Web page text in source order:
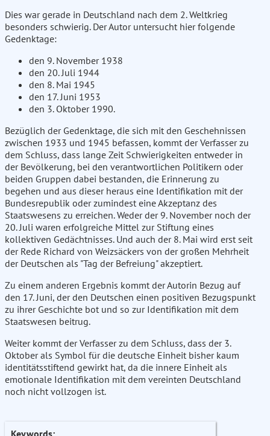
Dies war gerade in Deutschland nach dem 2. Weltkrieg
besonders schwierig. Der Autor untersucht hier folgende
Gedenktage:
den 9. November 1938
den 20. Juli 1944
den 8. Mai 1945
den 17. Juni 1953
den 3. Oktober 1990.
Bezüglich der Gedenktage, die sich mit den Geschehnissen
zwischen 1933 und 1945 befassen, kommt der Verfasser zu
dem Schluss, dass lange Zeit Schwierigkeiten entweder in
der Bevölkerung, bei den verantwortlichen Politikern oder
beiden Gruppen dabei bestanden, die Erinnerung zu
begehen und aus dieser heraus eine Identifikation mit der
Bundesrepublik oder zumindest eine Akzeptanz des
Staatswesens zu erreichen. Weder der 9. November noch der
20. Juli waren erfolgreiche Mittel zur Stiftung eines
kollektiven Gedächtnisses. Und auch der 8. Mai wird erst seit
der Rede Richard von Weizsäckers von der großen Mehrheit
der Deutschen als "Tag der Befreiung" akzeptiert.
Zu einem anderen Ergebnis kommt der Autorin Bezug auf
den 17. Juni, der den Deutschen einen positiven Bezugspunkt
zu ihrer Geschichte bot und so zur Identifikation mit dem
Staatswesen beitrug.
Weiter kommt der Verfasser zu dem Schluss, dass der 3.
Oktober als Symbol für die deutsche Einheit bisher kaum
identitätsstiftend gewirkt hat, da die innere Einheit als
emotionale Identifikation mit dem vereinten Deutschland
noch nicht vollzogen ist.